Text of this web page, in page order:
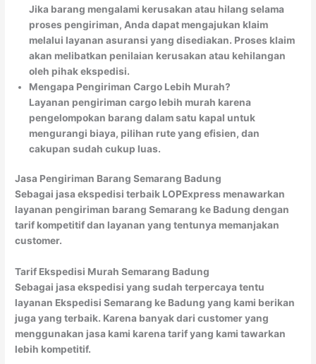
Jika barang mengalami kerusakan atau hilang selama
proses pengiriman, Anda dapat mengajukan klaim
melalui layanan asuransi yang disediakan. Proses klaim
akan melibatkan penilaian kerusakan atau kehilangan
oleh pihak ekspedisi.
Mengapa Pengiriman Cargo Lebih Murah?
Layanan pengiriman cargo lebih murah karena
pengelompokan barang dalam satu kapal untuk
mengurangi biaya, pilihan rute yang efisien, dan
cakupan sudah cukup luas.
Jasa Pengiriman Barang Semarang Badung
Sebagai jasa ekspedisi terbaik LOPExpress menawarkan
layanan pengiriman barang Semarang ke Badung dengan
tarif kompetitif dan layanan yang tentunya memanjakan
customer.
Tarif Ekspedisi Murah Semarang Badung
Sebagai jasa ekspedisi yang sudah terpercaya tentu
layanan Ekspedisi Semarang ke Badung yang kami berikan
juga yang terbaik. Karena banyak dari customer yang
menggunakan jasa kami karena tarif yang kami tawarkan
lebih kompetitif.